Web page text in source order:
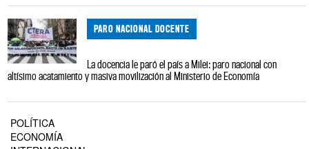
PARO NACIONAL DOCENTE
La docencia le paró el país a Milei: paro nacional con
altísimo acatamiento y masiva movilización al Ministerio de Economía
POLÍTICA
ECONOMÍA